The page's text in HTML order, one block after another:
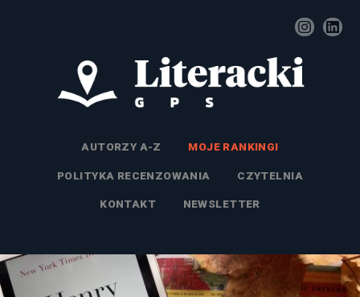
AUTORZY A-Z MOJE RANKINGI
POLITYKA RECENZOWANIA CZYTELNIA
KONTAKT NEWSLETTER